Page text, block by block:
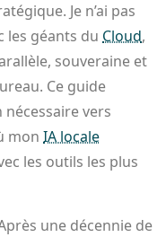
Je n’ai pas
les géants duCloud,
souveraine et
Ce guide
nécessaire vers
monIA locale
les outils les plus
une décennie de